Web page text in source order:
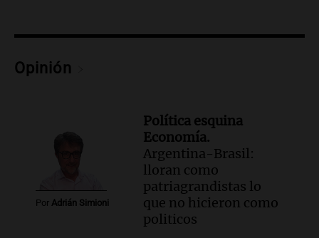
Episodios
Audio.
Cristo Redentor por acumulación de
Estudiantes de Italia realizan
prácticas docentes en Córdoba para
enriquecer su formación educativa
Panorama Federal
Episodios
La Universidad de Milán y su
Opinión
Por Adrián Simioni
Política esquina
Economía.
Argentina-Brasil:
lloran como
patriagrandistas lo
que no hicieron como
politicos